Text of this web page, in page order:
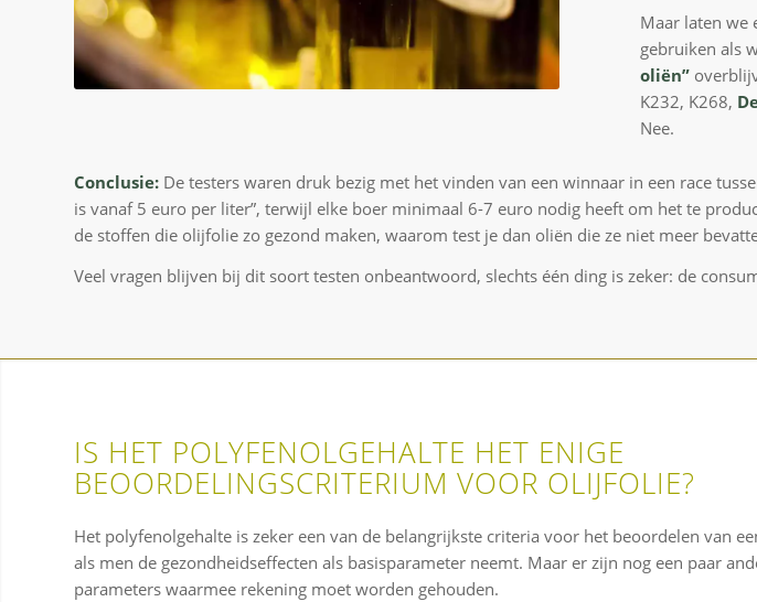
Maar laten we
gebruiken als
oliën”
K232, K268,
Nee.
Conclusie: De testers waren druk bezig met het vinden van een winnaar in een race
is vanaf 5 euro per liter”, terwijl elke boer minimaal 6-7 euro nodig heeft om het te
de stoffen die olijfolie zo gezond maken, waarom test je dan oliën die ze niet meer
Veel vragen blijven bij dit soort testen onbeantwoord, slechts één ding is zeker: de
IS HET POLYFENOLGEHALTE HET ENIGE
BEOORDELINGSCRITERIUM VOOR OLIJFOLIE?
Het polyfenolgehalte is zeker een van de belangrijkste criteria voor het beoordelen van
als men de gezondheidseffecten als basisparameter neemt. Maar er zijn nog een paar
parameters waarmee rekening moet worden gehouden.